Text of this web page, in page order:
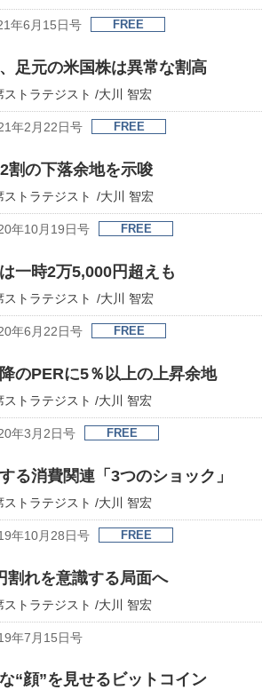
年6月15日号 FREE
足元の米国株は異常な割高
トラテジスト /大川 智宏
年2月22日号 FREE
割の下落余地を示唆
トラテジスト /大川 智宏
年10月19日号 FREE
一時2万5,000円超えも
トラテジスト /大川 智宏
年6月22日号 FREE
のPERに5％以上の上昇余地
トラテジスト /大川 智宏
年3月2日号 FREE
る消費関連「3つのショック」
トラテジスト /大川 智宏
年10月28日号 FREE
割れを意識する局面へ
トラテジスト /大川 智宏
年7月15日号
“顔”を見せるビットコイン